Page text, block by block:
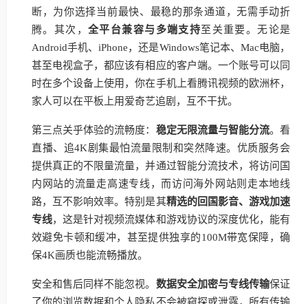
断，为你选择当前最快、最稳的那条通道，无需手动折
腾。其次，全平台兼容与多端支持至关重要。无论是
Android手机、iPhone，还是Windows笔记本、Mac电脑，
甚至电视盒子，都应该有相应的客户端。一个账号可以同
时在多个设备上使用，你在手机上看腾讯视频的欧洲杯，
家人可以在平板上用爱奇艺追剧，互不干扰。
第三点关乎体验的流畅度： 稳定无限流量与智能分流。看
直播、追4K剧集最怕流量限制和突然降速。优质服务会
提供真正的不限量流量，并通过智能分流技术，将访问国
内网站的流量走高速专线，而访问海外网站则走本地线
路，互不影响效率。特别是其精选的回国影音、游戏加速
专线，这是针对视频流媒体和游戏协议的深度优化，能有
效避免卡顿和缓冲，甚至提供独享的100M带宽保障，确
保4K画质也能流畅播放。
安全和售后同样不能忽视。 数据安全加密与专线传输保证